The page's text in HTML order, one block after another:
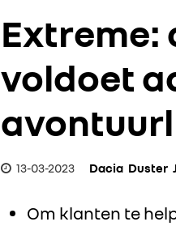
Extreme:
voldoet
13-03-2023 Dacia Duster
Om klanten te